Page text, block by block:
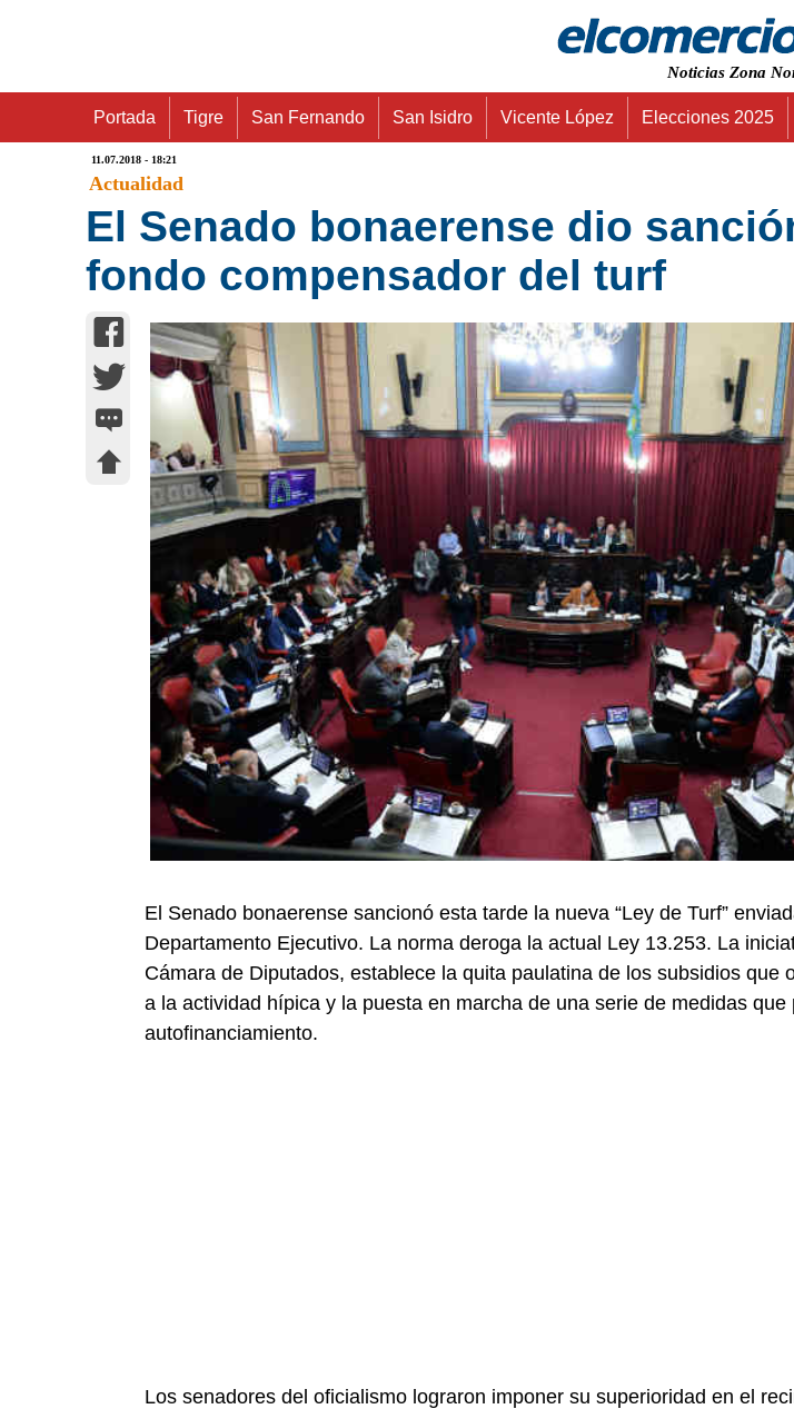
Noticias Zona
Portada Tigre San Fernando San Isidro Vicente López Elecciones 2025
11.07.2018 - 18:21
Actualidad
El Senado bonaerense dio
fondo compensador del turf
El Senado bonaerense sancionó esta tarde la nueva “Ley de Turf”
Departamento Ejecutivo. La norma deroga la actual Ley 13.253. La
Cámara de Diputados, establece la quita paulatina de los subsidios que
a la actividad hípica y la puesta en marcha de una serie de medidas que
autofinanciamiento.
Los senadores del oficialismo lograron imponer su superioridad en el